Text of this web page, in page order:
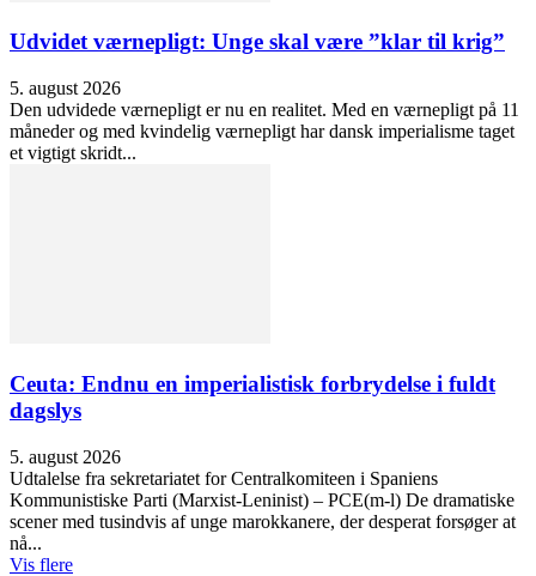
Udvidet værnepligt: Unge skal være ”klar til krig”
5. august 2026
Den udvidede værnepligt er nu en realitet. Med en værnepligt på 11
måneder og med kvindelig værnepligt har dansk imperialisme taget
et vigtigt skridt...
Ceuta: Endnu en imperialistisk forbrydelse i fuldt
dagslys
5. august 2026
Udtalelse fra sekretariatet for Centralkomiteen i Spaniens
Kommunistiske Parti (Marxist-Leninist) – PCE(m-l) De dramatiske
scener med tusindvis af unge marokkanere, der desperat forsøger at
nå...
Vis flere